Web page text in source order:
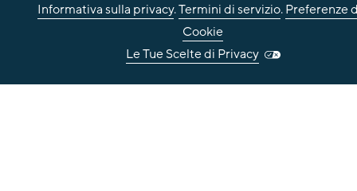
Informativa sulla privacy.Termini di servizio.Preferenze
Cookie
Le Tue Scelte di Privacy